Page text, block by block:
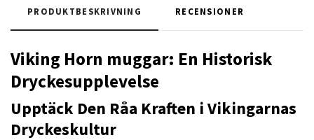
PRODUKTBESKRIVNING RECENSIONER
Viking Horn muggar: En Historisk
Dryckesupplevelse
Upptäck Den Råa Kraften i Vikingarnas
Dryckeskultur